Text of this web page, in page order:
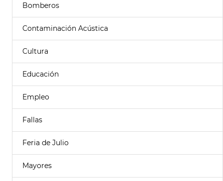
Bomberos
Contaminación Acústica
Cultura
Educación
Empleo
Fallas
Feria de Julio
Mayores